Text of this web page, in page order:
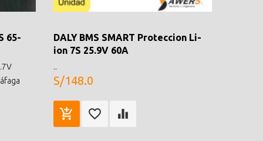
65-
DALY BMS SMART Proteccion Li-
ion 7S 25.9V 60A
..
S/148.0